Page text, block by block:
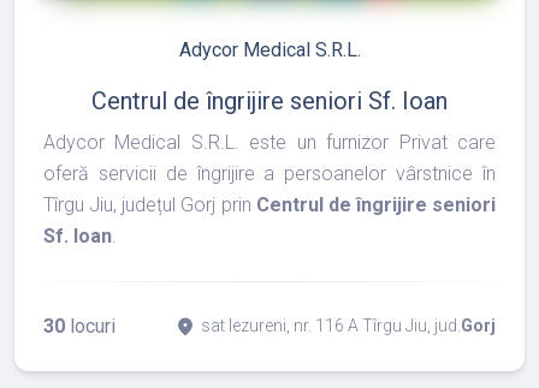
Adycor Medical S.R.L.
Centrul de îngrijire seniori Sf. Ioan
Adycor Medical S.R.L. este un furnizor Privat care
oferă servicii de îngrijire a persoanelor vârstnice în
Tîrgu Jiu, județul Gorj prin Centrul de îngrijire seniori
Sf. Ioan
30 locuri place sat Iezureni, nr. 116 A Tîrgu Jiu, jud. Gorj